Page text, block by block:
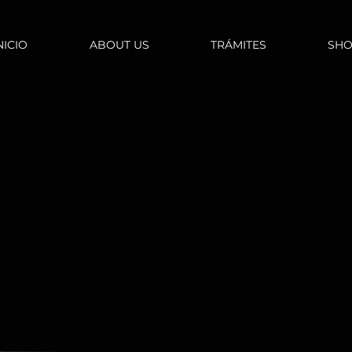
ABOUT US TRÁMITES